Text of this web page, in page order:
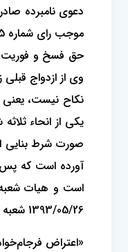
حق فسخ و فوریت
وی از ازدواج
نکاح نیست،
یکی از انحاء
صورت شرط بنایی
آورده است که پس
1393/05/26 شعبه 30 دادگاه تجدیدنظر استان تهران مشاور نموده، چنین رای می‌دهد:
«اعتراض